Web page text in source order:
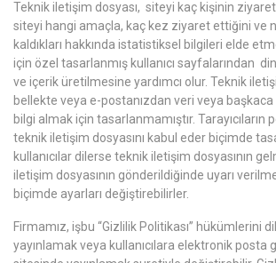
Teknik iletişim dosyası, siteyi kaç kişinin
siteyi hangi amaçla, kaç kez ziyaret ettiğini ve
kaldıkları hakkında istatistiksel bilgileri elde
için özel tasarlanmış kullanıcı sayfalarından
ve içerik üretilmesine yardımcı olur. Teknik
bellekte veya e-postanızdan veri veya başkaca
bilgi almak için tasarlanmamıştır. Tarayıcıların
teknik iletişim dosyasını kabul eder biçimde
kullanıcılar dilerse teknik iletişim dosyasının
iletişim dosyasının gönderildiğinde uyarı
biçimde ayarları değiştirebilirler.
Firmamız, işbu “Gizlilik Politikası” hükümlerini
yayınlamak veya kullanıcılara elektronik posta